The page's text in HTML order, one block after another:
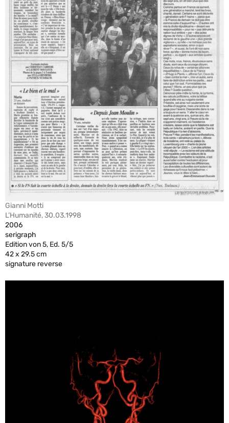
Gianni Motti
L’Humanité, 30.03.1998
2006
serigraph
Edition von 5, Ed. 5/5
42 x 29.5 cm
signature reverse